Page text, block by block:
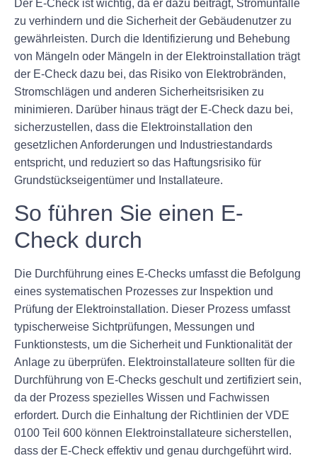
Der E-Check ist wichtig, da er dazu beiträgt, Stromunfälle
zu verhindern und die Sicherheit der Gebäudenutzer zu
gewährleisten. Durch die Identifizierung und Behebung
von Mängeln oder Mängeln in der Elektroinstallation trägt
der E-Check dazu bei, das Risiko von Elektrobränden,
Stromschlägen und anderen Sicherheitsrisiken zu
minimieren. Darüber hinaus trägt der E-Check dazu bei,
sicherzustellen, dass die Elektroinstallation den
gesetzlichen Anforderungen und Industriestandards
entspricht, und reduziert so das Haftungsrisiko für
Grundstückseigentümer und Installateure.
So führen Sie einen E-
Check durch
Die Durchführung eines E-Checks umfasst die Befolgung
eines systematischen Prozesses zur Inspektion und
Prüfung der Elektroinstallation. Dieser Prozess umfasst
typischerweise Sichtprüfungen, Messungen und
Funktionstests, um die Sicherheit und Funktionalität der
Anlage zu überprüfen. Elektroinstallateure sollten für die
Durchführung von E-Checks geschult und zertifiziert sein,
da der Prozess spezielles Wissen und Fachwissen
erfordert. Durch die Einhaltung der Richtlinien der VDE
0100 Teil 600 können Elektroinstallateure sicherstellen,
dass der E-Check effektiv und genau durchgeführt wird.